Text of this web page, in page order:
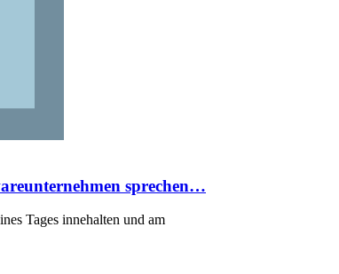
sprechen…
Tages innehalten und am